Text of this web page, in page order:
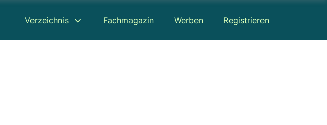
Verzeichnis Fachmagazin Werben Registrieren